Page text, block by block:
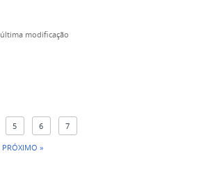
última modificação
5 6 7
PRÓXIMO »